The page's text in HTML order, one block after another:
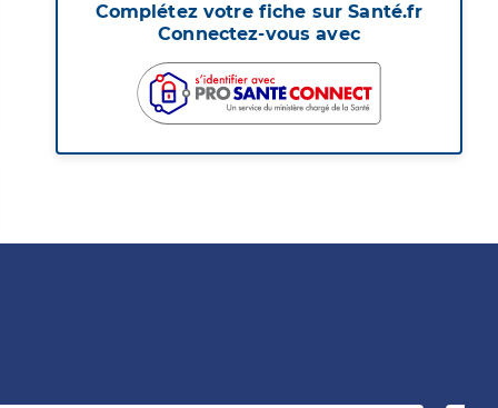
Complétez votre fiche sur Santé.fr
Connectez-vous avec